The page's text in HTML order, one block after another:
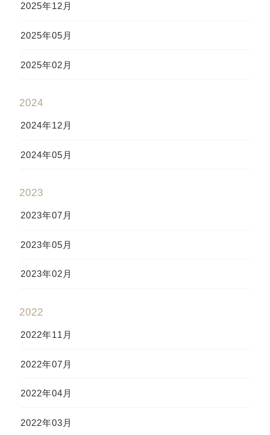
2025年12月
2025年05月
2025年02月
2024
2024年12月
2024年05月
2023
2023年07月
2023年05月
2023年02月
2022
2022年11月
2022年07月
2022年04月
2022年03月